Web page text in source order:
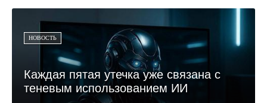
НОВОСТЬ
Каждая пятая утечка уже связана с
теневым использованием ИИ